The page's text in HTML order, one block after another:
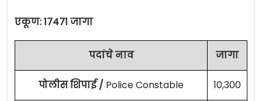
एकूण: 17471 जागा
पदांचे नाव जागा
पोलीस शिपाई / Police Constable 10,300